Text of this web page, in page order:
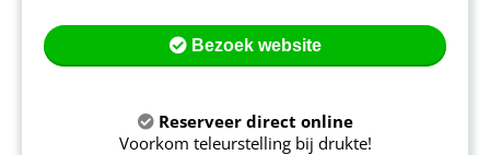
Bezoek website
Reserveer direct online
Voorkom teleurstelling bij drukte!